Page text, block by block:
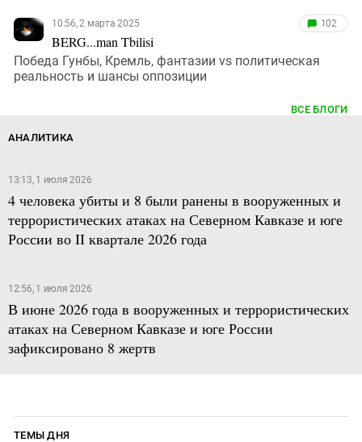
10:56, 2 марта 2025
BERG...man Tbilisi
102
Победа Гунбы, Кремль, фантазии vs политическая
реальность и шансы оппозиции
ВСЕ БЛОГИ
АНАЛИТИКА
13:13, 1 июля 2026
4 человека убиты и 8 были ранены в вооруженных и
террористических атаках на Северном Кавказе и юге
России во II квартале 2026 года
12:56, 1 июля 2026
В июне 2026 года в вооруженных и террористических
атаках на Северном Кавказе и юге России
зафиксировано 8 жертв
ТЕМЫ ДНЯ